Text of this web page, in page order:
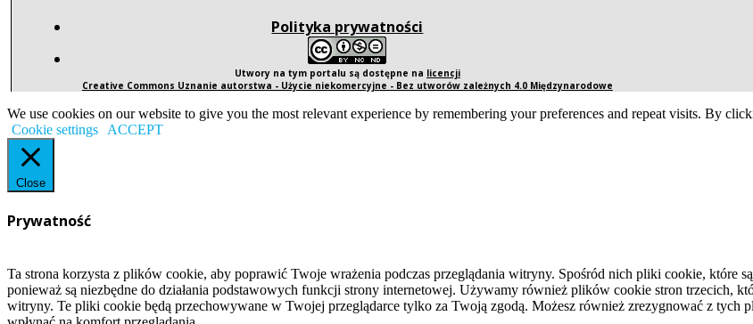
Polityka prywatności
Utwory na tym portalu są dostępne na licencji
Creative Commons Uznanie autorstwa - Użycie niekomercyjne - Bez utworów zależnych 4.0 Międzynarodowe
We use cookies on our website to give you the most relevant experience by remembering your preferences and repeat visits. By
Cookie settings
ACCEPT
Close
Prywatność
Ta strona korzysta z plików cookie, aby poprawić Twoje wrażenia podczas przeglądania witryny. Spośród nich pliki cookie, które
ponieważ są niezbędne do działania podstawowych funkcji strony internetowej. Używamy również plików cookie stron trzecich,
witryny. Te pliki cookie będą przechowywane w Twojej przeglądarce tylko za Twoją zgodą. Możesz również zrezygnować z